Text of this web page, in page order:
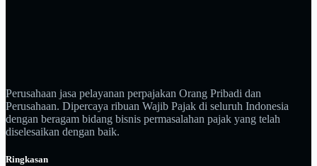
Perusahaan jasa pelayanan perpajakan Orang Pribadi dan
Perusahaan. Dipercaya ribuan Wajib Pajak di seluruh Indonesia
dengan beragam bidang bisnis permasalahan pajak yang telah
diselesaikan dengan baik.
Ringkasan